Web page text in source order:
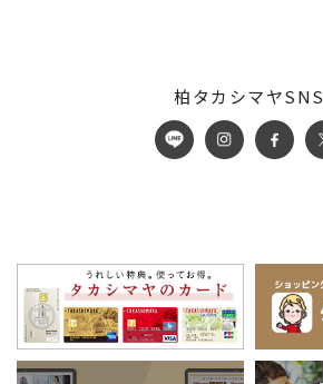
柏タカシマヤSNS